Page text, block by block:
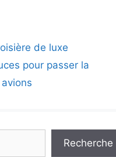
de luxe
pour passer la
Recherche